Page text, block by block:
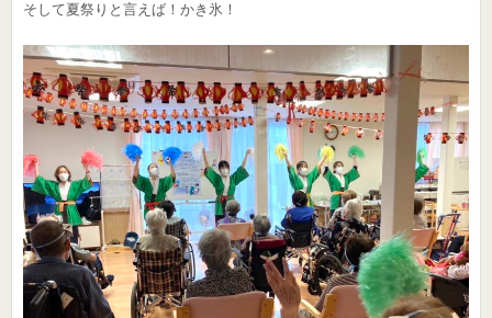
そして夏祭りと言えば！かき氷！